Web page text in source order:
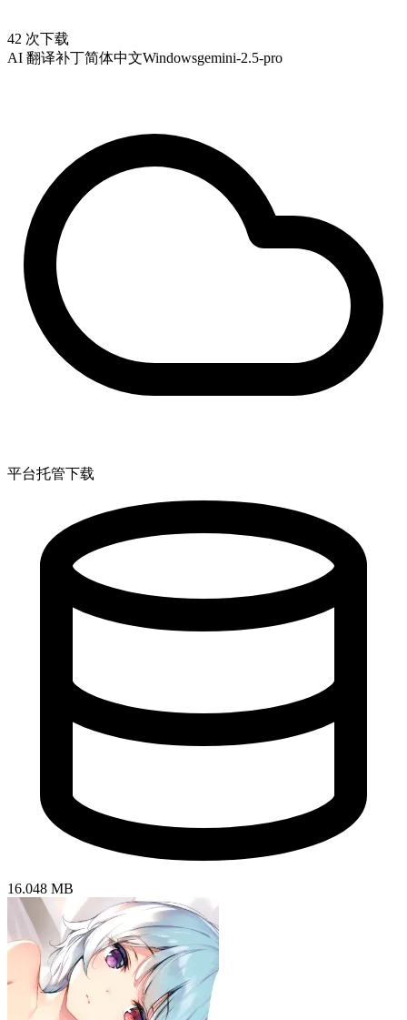
42 次下载
AI 翻译补丁简体中文Windowsgemini-2.5-pro
平台托管下载
16.048 MB